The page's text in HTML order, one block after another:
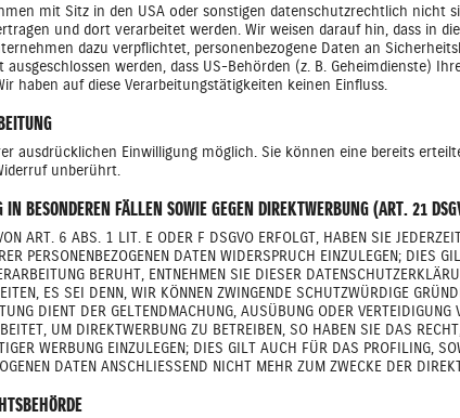
mit Sitz in den USA oder sonstigen datenschutzrechtlich nicht
und dort verarbeitet werden. Wir weisen darauf hin, dass in
dazu verpflichtet, personenbezogene Daten an
werden, dass US-Behörden (z. B. Geheimdienste)
haben auf diese Verarbeitungstätigkeiten keinen Einfluss.
ausdrücklichen Einwilligung möglich. Sie können eine bereits
unberührt.
BESONDEREN FÄLLEN SOWIE GEGEN DIREKTWERBUNG (ART. 21
ART. 6 ABS. 1 LIT. E ODER F DSGVO ERFOLGT, HABEN SIE
PERSONENBEZOGENEN DATEN WIDERSPRUCH EINZULEGEN; DIES
BERUHT, ENTNEHMEN SIE DIESER
ES SEI DENN, WIR KÖNNEN ZWINGENDE SCHUTZWÜRDIGE
DIENT DER GELTENDMACHUNG, AUSÜBUNG ODER
UM DIREKTWERBUNG ZU BETREIBEN, SO HABEN SIE DAS
WERBUNG EINZULEGEN; DIES GILT AUCH FÜR DAS PROFILING,
DATEN ANSCHLIESSEND NICHT MEHR ZUM ZWECKE DER